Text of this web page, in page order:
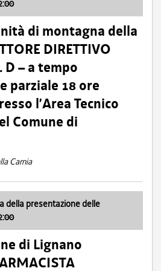
di montagna della
DIRETTIVO
D – a tempo
parziale 18 ore
l’Area Tecnico
Comune di
Carnia
della presentazione delle
di Lignano